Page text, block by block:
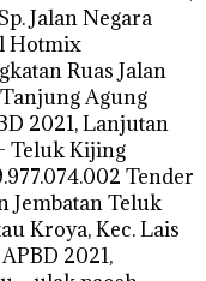
Jalan Negara
Hotmix
Ruas Jalan
Agung
2021, Lanjutan
Teluk Kijing
Tender
Jembatan Teluk
Kroya, Kec. Lais
2021,